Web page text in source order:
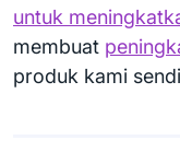
untuk
membuat
produk kami